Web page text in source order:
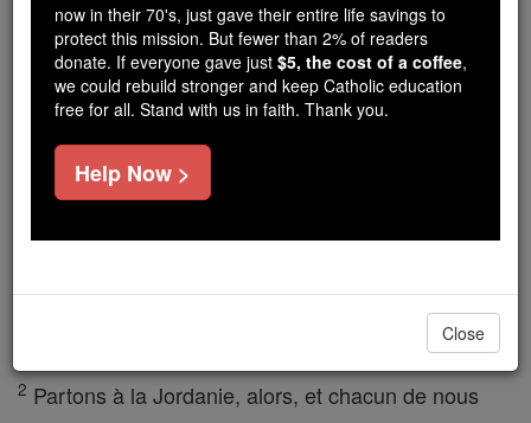
2 Rois - Chapitre 6
2 Rois ⌄ Chapter 6 ⌄
La confrérie des prophètes dit à Elisée:
2 Partons à la Jordanie, alors, et chacun de nous
now in their 70's, just gave their entire life savings to
protect this mission. But fewer than 2% of readers
donate. If everyone gave just $5, the cost of a coffee,
we could rebuild stronger and keep Catholic education
free for all. Stand with us in faith. Thank you.
Help Now >
Close